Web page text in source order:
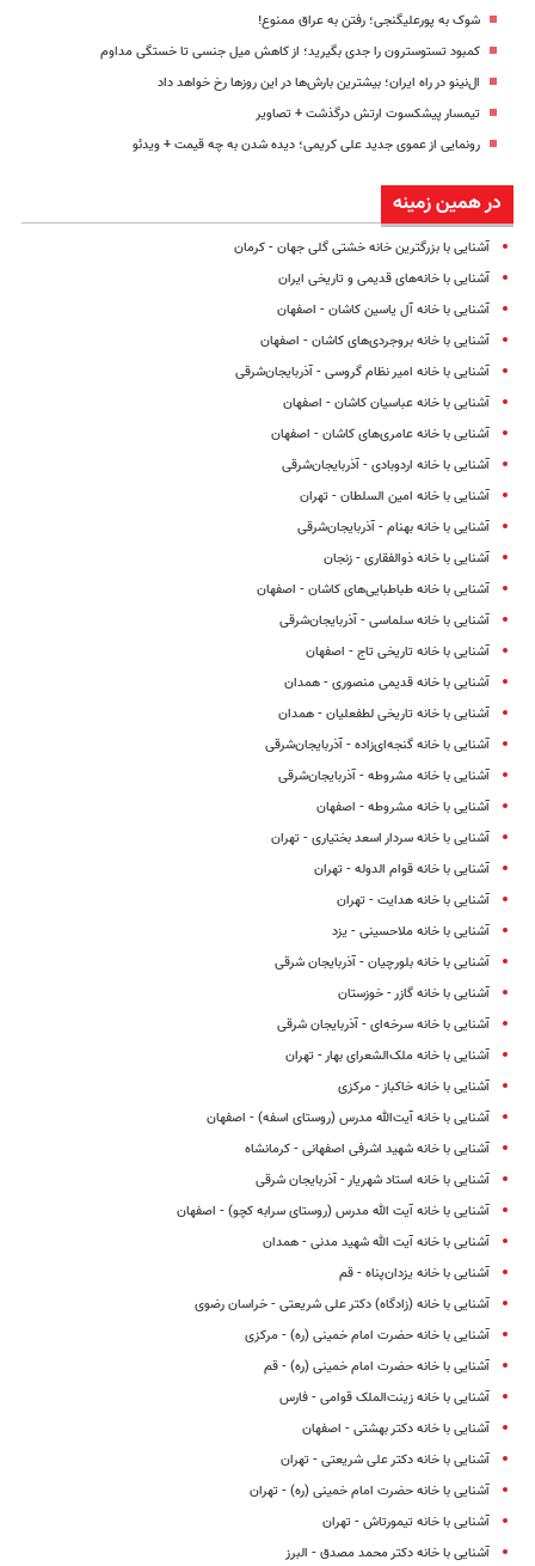
شوک به پورعلیگنجی؛ رفتن به عراق ممنوع!
کمبود تستوسترون را جدی بگیرید؛ از کاهش میل جنسی تا خستگی مداوم
ال‌نینو در راه ایران؛ بیشترین بارش‌ها در این روزها رخ خواهد داد
تیمسار پیشکسوت ارتش درگذشت + تصاویر
رونمایی از عموی جدید علی کریمی؛ دیده شدن به چه قیمت + ویدئو
در همین زمینه
آشنایی با بزرگترین خانه خشتی گلی جهان - کرمان
آشنایی با خانه‌های قدیمی و تاریخی ایران
آشنایی با خانه آل یاسین کاشان - اصفهان
آشنایی با خانه بروجردی‌های کاشان - اصفهان
آشنایی با خانه امیر نظام گروسی - آذربایجان‌شرقی
آشنایی با خانه عباسیان کاشان - اصفهان
آشنایی با خانه عامری‌های کاشان - اصفهان
آشنایی با خانه اردوبادی - آذربایجان‌شرقی
آشنایی با خانه امین السلطان - تهران
آشنایی با خانه بهنام - آذربایجان‌شرقی
آشنایی با خانه ذوالفقاری - زنجان
آشنایی با خانه طباطبایی‌های کاشان - اصفهان
آشنایی با خانه سلماسی - آذربایجان‌شرقی
آشنایی با خانه تاریخی تاج - اصفهان
آشنایی با خانه قدیمی منصوری - همدان
آشنایی با خانه تاریخی لطفعلیان - همدان
آشنایی با خانه گنجه‌ای‌زاده - آذربایجان‌شرقی
آشنایی با خانه مشروطه - آذربایجان‌شرقی
آشنایی با خانه مشروطه - اصفهان
آشنایی با خانه سردار اسعد بختیاری - تهران
آشنایی با خانه قوام الدوله - تهران
آشنایی با خانه هدایت - تهران
آشنایی با خانه ملاحسینی - یزد
آشنایی با خانه بلورچیان - آذربایجان شرقی
آشنایی با خانه گازر - خوزستان
آشنایی با خانه سرخه‌ای - آذربایجان شرقی
آشنایی با خانه ملک‌الشعرای بهار - تهران
آشنایی با خانه خاکباز - مرکزی
آشنایی با خانه آیت‌الله مدرس (روستای اسفه) - اصفهان
آشنایی با خانه شهید اشرفی اصفهانی - کرمانشاه
آشنایی با خانه استاد شهریار - آذربایجان ‌شرقی
آشنایی با خانه آیت الله مدرس (روستای سرابه کچو) - اصفهان
آشنایی با خانه آیت الله شهید مدنی - همدان
آشنایی با خانه یزدان‌پناه - قم
آشنایی با خانه (زادگاه) دکتر علی شریعتی - خراسان رضوی
آشنایی با خانه حضرت امام خمینی (ره) - مرکزی
آشنایی با خانه حضرت امام خمینی (ره) - قم
آشنایی با خانه زینت‌الملک قوامی - فارس
آشنایی با خانه دکتر بهشتی - اصفهان
آشنایی با خانه دکتر علی شریعتی - تهران
آشنایی با خانه حضرت امام خمینی (ره) - تهران
آشنایی با خانه تیمورتاش - تهران
آشنایی با خانه دکتر محمد مصدق - البرز